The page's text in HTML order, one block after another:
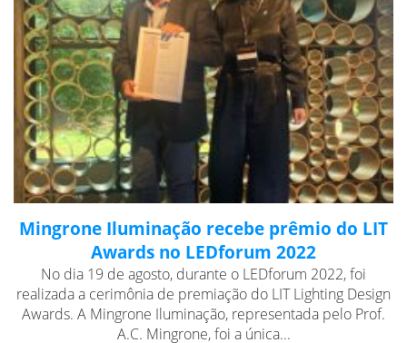
Mingrone Iluminação recebe prêmio do LIT
Awards no LEDforum 2022
No dia 19 de agosto, durante o LEDforum 2022, foi
realizada a cerimônia de premiação do LIT Lighting Design
Awards. A Mingrone Iluminação, representada pelo Prof.
A.C. Mingrone, foi a única...